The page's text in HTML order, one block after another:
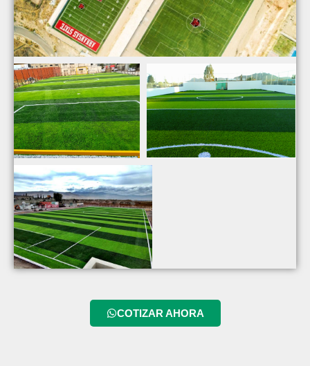
COTIZAR AHORA